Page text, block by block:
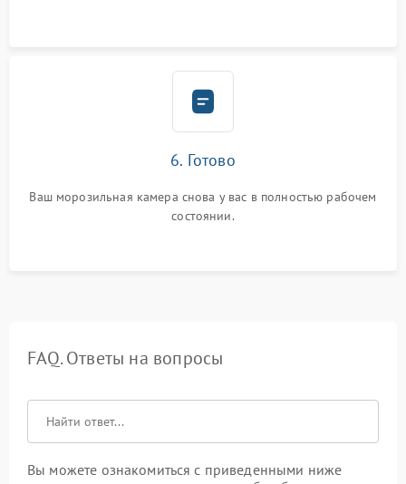
6. Готово
Ваш морозильная камера снова у вас в полностью рабочем
состоянии.
FAQ. Ответы на вопросы
Вы можете ознакомиться с приведенными ниже